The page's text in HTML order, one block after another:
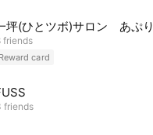
坪(ひとツボ)サロン あぷり
friends
Reward card
friends